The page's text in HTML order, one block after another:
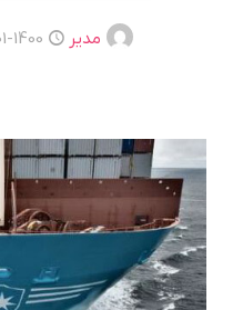
مدیر 1400-01-18